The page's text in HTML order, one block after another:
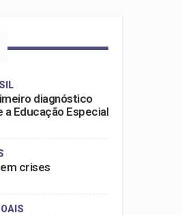
diagnóstico
Educação Especial
crises